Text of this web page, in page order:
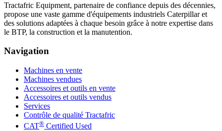
Tractafric Equipment, partenaire de confiance depuis des décennies,
propose une vaste gamme d'équipements industriels Caterpillar et
des solutions adaptées à chaque besoin grâce à notre expertise dans
le BTP, la construction et la manutention.
Navigation
Machines en vente
Machines vendues
Accessoires et outils en vente
Accessoires et outils vendus
Services
Contrôle de qualité Tractafric
CAT® Certified Used